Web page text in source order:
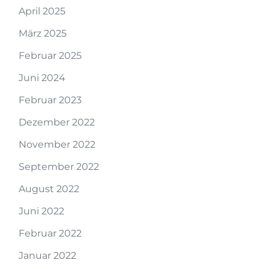
April 2025
März 2025
Februar 2025
Juni 2024
Februar 2023
Dezember 2022
November 2022
September 2022
August 2022
Juni 2022
Februar 2022
Januar 2022